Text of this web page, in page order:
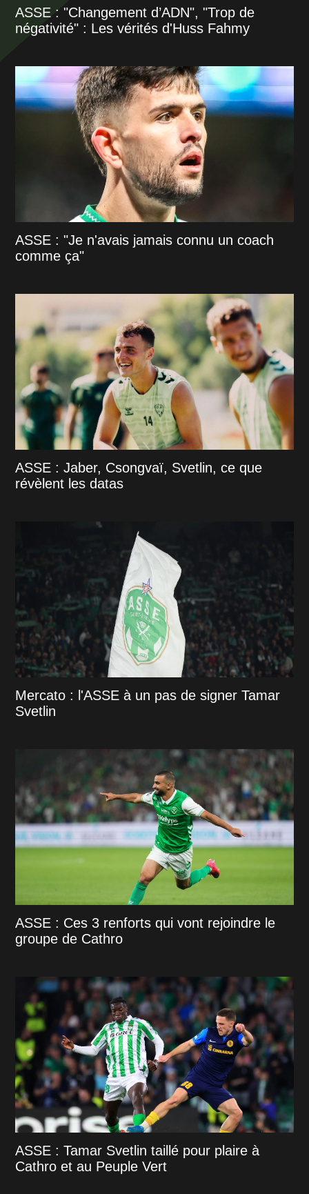
ASSE : "Changement d’ADN", "Trop de
négativité" : Les vérités d'Huss Fahmy
ASSE : "Je n'avais jamais connu un coach
comme ça"
ASSE : Jaber, Csongvaï, Svetlin, ce que
révèlent les datas
Mercato : l'ASSE à un pas de signer Tamar
Svetlin
ASSE : Ces 3 renforts qui vont rejoindre le
groupe de Cathro
ASSE : Tamar Svetlin taillé pour plaire à
Cathro et au Peuple Vert